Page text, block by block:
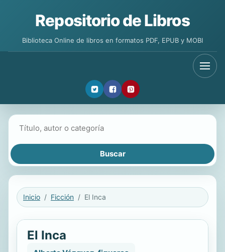
Repositorio de Libros
Biblioteca Online de libros en formatos PDF, EPUB y MOBI
Inicio Ficción El Inca
El Inca